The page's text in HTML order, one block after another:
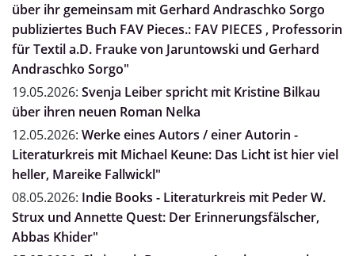
über ihr gemeinsam mit Gerhard Andraschko Sorgo
publiziertes Buch FAV Pieces.: FAV PIECES , Professorin
für Textil a.D. Frauke von Jaruntowski und Gerhard
Andraschko Sorgo"
19.05.2026: Svenja Leiber spricht mit Kristine Bilkau
über ihren neuen Roman Nelka
12.05.2026: Werke eines Autors / einer Autorin -
Literaturkreis mit Michael Keune: Das Licht ist hier viel
heller, Mareike Fallwickl"
08.05.2026: Indie Books - Literaturkreis mit Peder W.
Strux und Annette Quest: Der Erinnerungsfälscher,
Abbas Khider"